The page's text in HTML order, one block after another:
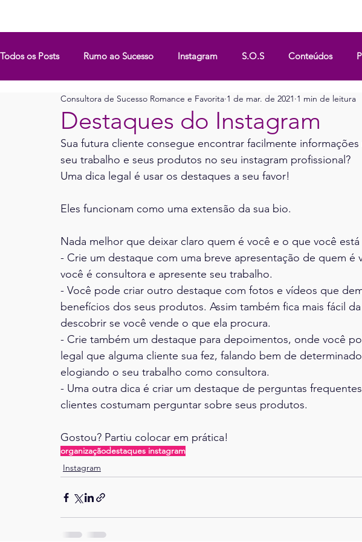
Todos os Posts Rumo ao Sucesso Instagram S.O.S Conteúdos
Programa Impulso Portugal
Destaques do Instagram
Consultora de Sucesso Romance e Favorita 1 de mar. de 2021 1 min de leitura
Sua futura cliente consegue encontrar facilmente
seu trabalho e seus produtos no seu instagram profissional?
Uma dica legal é usar os destaques a seu favor!
Eles funcionam como uma extensão da sua bio.
Nada melhor que deixar claro quem é você e o que você
- Crie um destaque com uma breve apresentação de quem é
você é consultora e apresente seu trabalho.
- Você pode criar outro destaque com fotos e vídeos que
benefícios dos seus produtos. Assim também fica mais fácil
descobrir se você vende o que ela procura.
- Crie também um destaque para depoimentos, onde você
legal que alguma cliente sua fez, falando bem de
elogiando o seu trabalho como consultora.
- Uma outra dica é criar um destaque de perguntas
clientes costumam perguntar sobre seus produtos.
Gostou? Partiu colocar em prática!
organizaçãodestaques instagram
Instagram